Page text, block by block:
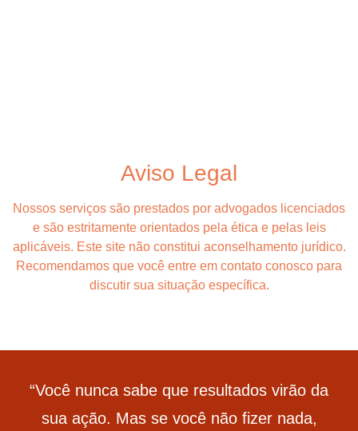
Aviso Legal
Nossos serviços são prestados por advogados licenciados
e são estritamente orientados pela ética e pelas leis
aplicáveis. Este site não constitui aconselhamento jurídico.
Recomendamos que você entre em contato conosco para
discutir sua situação específica.
“Você nunca sabe que resultados virão da
sua ação. Mas se você não fizer nada,